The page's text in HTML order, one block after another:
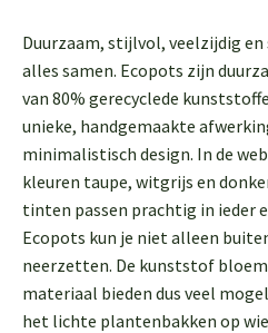
Duurzaam, stijlvol, veelzijdig
alles samen. Ecopots zijn
van 80% gerecyclede
unieke, handgemaakte
minimalistisch design. In de
kleuren taupe, witgrijs en
tinten passen prachtig in ieder
Ecopots kun je niet alleen
neerzetten. De kunststof
materiaal bieden dus veel
het lichte plantenbakken op